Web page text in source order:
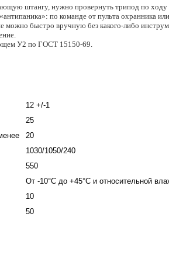
штангу, нужно провернуть трипод по
по команде от пульта охранника
можно быстро вручную без какого-либо
У2 по ГОСТ 15150-69.
12 +/-1
25
20
1030/1050/240
550
От -10°С до +45°С и относительной
10
50